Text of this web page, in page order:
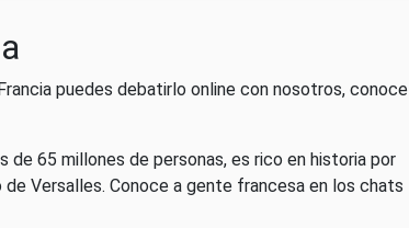
puedes debatirlo online con nosotros, conoce
de 65 millones de personas, es rico en historia por
Versalles. Conoce a gente francesa en los chats